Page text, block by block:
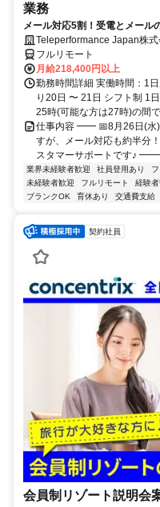
業務
メール対応5割！受電とメー
Teleperformance Japan株式
フルリモート
月給218,400円以上
勤務時間詳細 実働時間：1
り20日 〜 21日 シフト制 1
25時(可能な方は27時)の間
仕事内容 ━━ 📅8月26日(水
すが、メール対応も約半分
スタマーサポートで
業界未経験者歓迎 社員登用あり
未経験者歓迎
フルリモート 経験
ブランクOK
育休あり 交通費支給
契約社員
会員制リゾート説明会